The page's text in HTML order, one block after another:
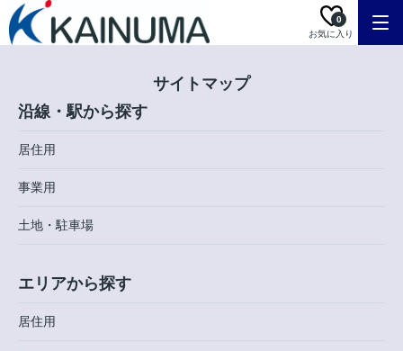
お気に入り
0
サイトマップ
沿線・駅から探す
居住用
事業用
土地・駐車場
エリアから探す
居住用